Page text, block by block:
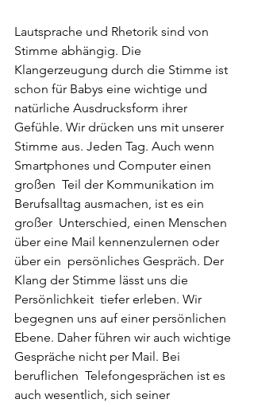
Lautsprache und Rhetorik sind von
Stimme abhängig. Die
Klangerzeugung durch die Stimme ist
schon für Babys eine wichtige und
natürliche Ausdrucksform ihrer
Gefühle. Wir drücken uns mit unserer
Stimme aus. Jeden Tag. Auch wenn
Smartphones und Computer einen
großen  Teil der Kommunikation im
Berufsalltag ausmachen, ist es ein
großer  Unterschied, einen Menschen
über eine Mail kennenzulernen oder
über ein  persönliches Gespräch. Der
Klang der Stimme lässt uns die
Persönlichkeit  tiefer erleben. Wir
begegnen uns auf einer persönlichen
Ebene. Daher führen wir auch wichtige
Gespräche nicht per Mail. Bei
beruflichen  Telefongesprächen ist es
auch wesentlich, sich seiner